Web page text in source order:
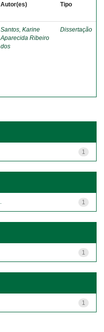
Autor(es) Tipo
Santos, Karine
Aparecida Ribeiro
dos
Dissertação
1
1
1
1